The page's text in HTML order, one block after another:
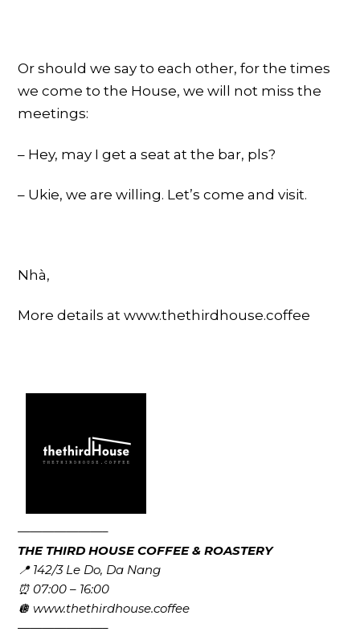
Or should we say to each other, for the times
we come to the House, we will not miss the
meetings:
– Hey, may I get a seat at the bar, pls?
– Ukie, we are willing. Let’s come and visit.
Nhà,
More details at www.thethirdhouse.coffee
———————–
THE THIRD HOUSE COFFEE & ROASTERY
📍 142/3 Le Do, Da Nang
⏰ 07:00 – 16:00
🪩 www.thethirdhouse.coffee
———————–